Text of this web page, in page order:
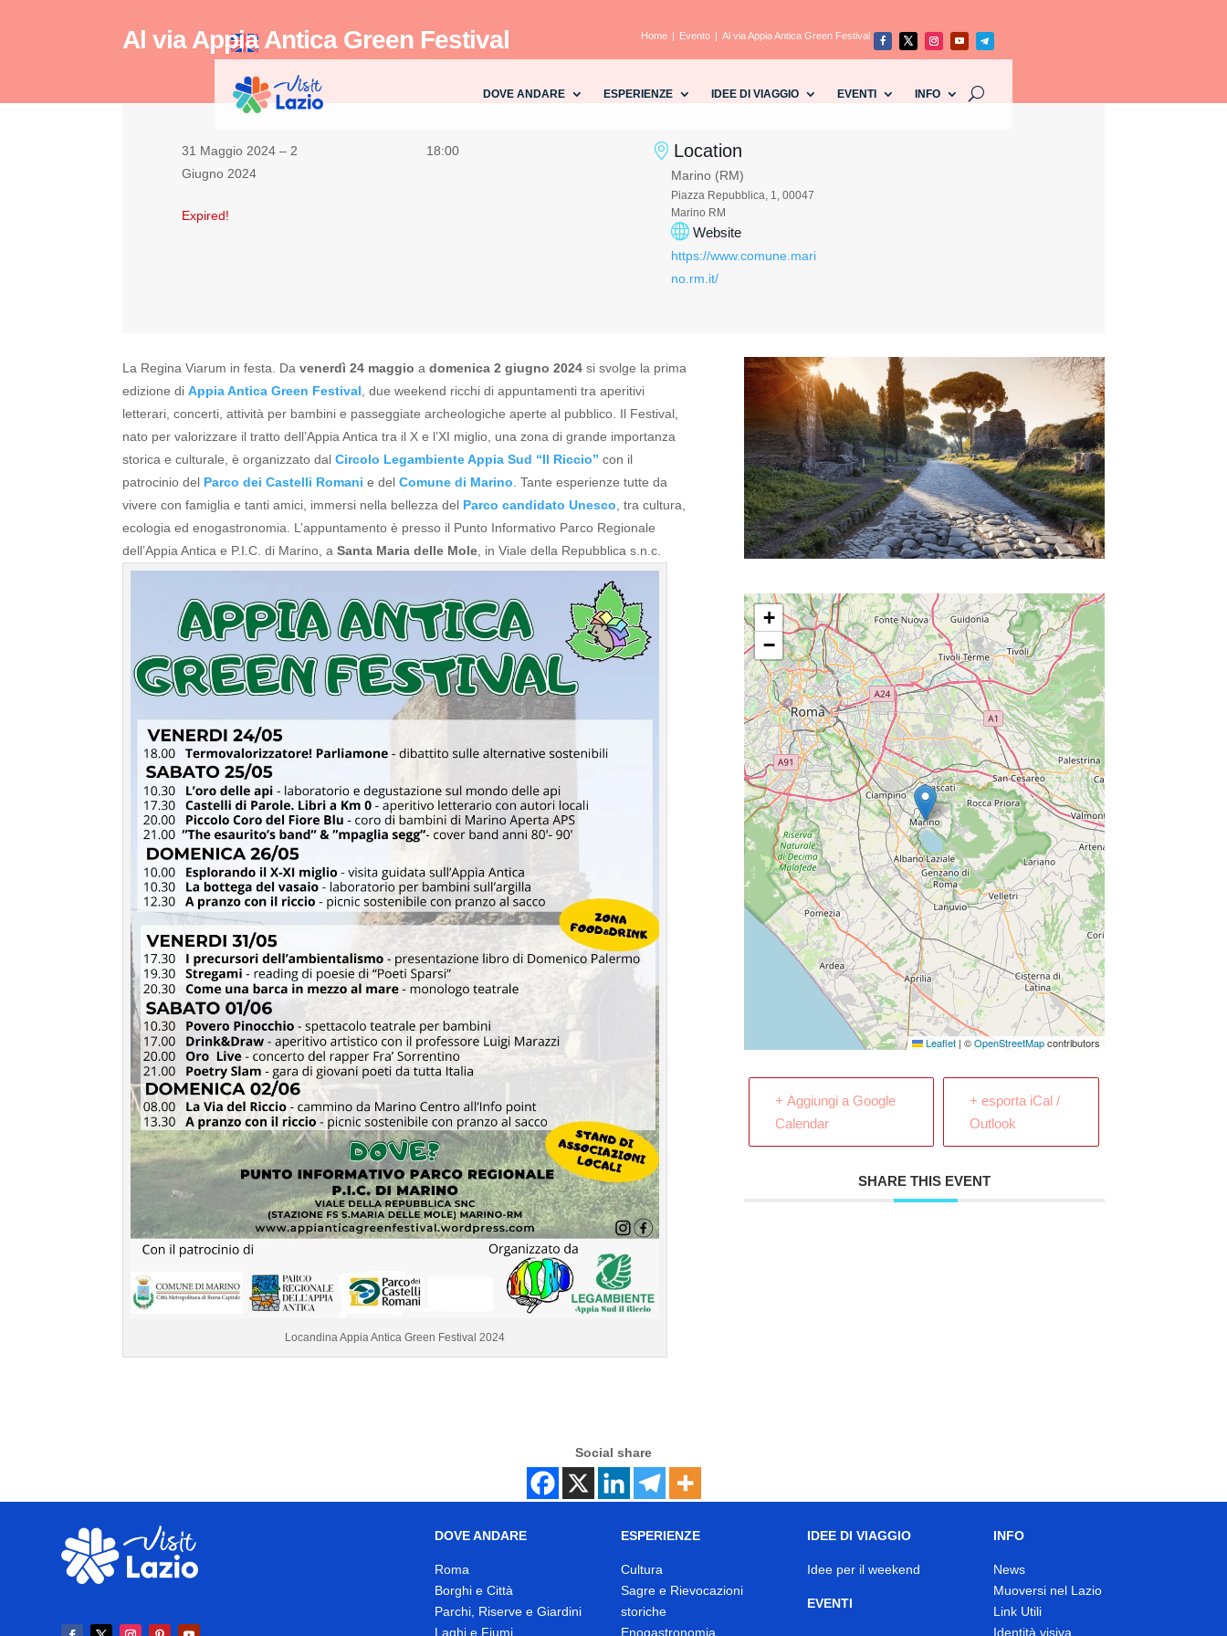
DOVE ANDARE ESPERIENZE IDEE DI VIAGGIO EVENTI INFO
Al via Appia Antica Green Festival Home Evento Al via Appia Antica Green Festival
31 Maggio 2024 – 2
Giugno 2024
Expired!
18:00 Location
Marino (RM)
Piazza Repubblica, 1, 00047
Marino RM
Website
https://www.comune.mari
no.rm.it/
La Regina Viarum in festa. Davenerdì 24 maggio adomenica 2 giugno 2024 si svolge la prima
edizione diAppia Antica Green Festival, due weekend ricchi di appuntamenti tra aperitivi
letterari, concerti, attività per bambini e passeggiate archeologiche aperte al pubblico. Il Festival,
nato per valorizzare il tratto dell’Appia Antica tra il X e l’XI miglio, una zona di grande importanza
storica e culturale, è organizzato dalCircolo Legambiente Appia Sud “Il Riccio” con il
patrocinio del Parco dei Castelli Romanie delComune di Marino. Tante esperienze tutte da
vivere con famiglia e tanti amici, immersi nella bellezza del Parco candidato Unesco, tra cultura,
ecologia ed enogastronomia. L’appuntamento è presso il Punto Informativo Parco Regionale
dell’Appia Antica e P.I.C. di Marino, aSanta Maria delle Mole, in Viale della Repubblica s.n.c.
Locandina Appia Antica Green Festival 2024
+
−
Leaflet | ©OpenStreetMapcontributors
+ Aggiungi a Google
Calendar
+ esporta iCal /
Outlook
SHARE THIS EVENT
Social share
DOVE ANDARE
Roma
Borghi e Città
Parchi, Riserve e Giardini
Laghi e Fiumi
ESPERIENZE
Cultura
Sagre e Rievocazioni
storiche
Enogastronomia
IDEE DI VIAGGIO
Idee per il weekend
EVENTI
INFO
News
Muoversi nel Lazio
Link Utili
Identità visiva